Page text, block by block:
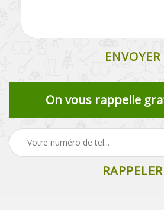
On vous rappelle